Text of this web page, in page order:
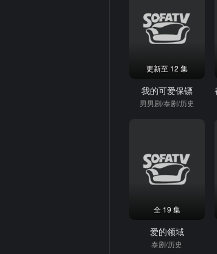
更新至 12 集
我的可爱保镖
男男剧/泰剧/历史
全 19 集
爱的领域
泰剧/历史